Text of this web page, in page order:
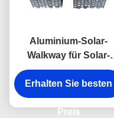
Aluminium-Solar-
Walkway für Solar-
Rutschfestigkeit auf
dem Dach
Erhalten Sie besten
Preis